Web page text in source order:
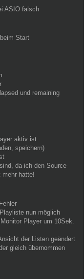
ASIO falsch
Start
und remaining
aktiv ist
speichern)
da ich den Source
mehr hatte!
nun möglich
Player um 10Sek.
der Listen geändert
gleich übernommen